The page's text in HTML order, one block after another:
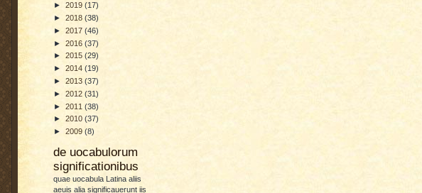
► 2019 (17)
► 2018 (38)
► 2017 (46)
► 2016 (37)
► 2015 (29)
► 2014 (19)
► 2013 (37)
► 2012 (31)
► 2011 (38)
► 2010 (37)
► 2009 (8)
de uocabulorum
significationibus
quae uocabula Latina aliis
aeuis alia significauerunt iis